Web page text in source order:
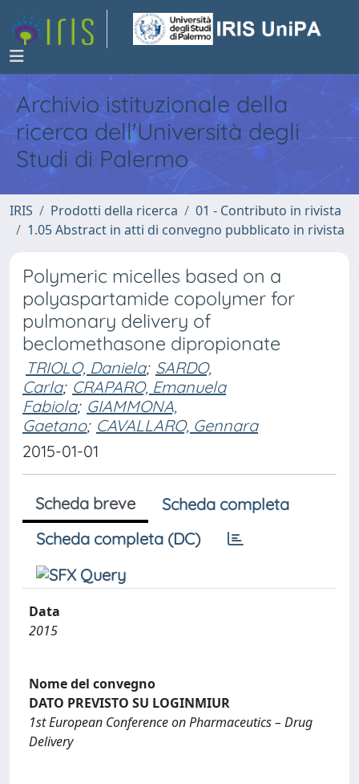
Archivio istituzionale della
ricerca dell'Università degli
Studi di Palermo
IRIS Prodotti della ricerca
01 - Contributo in rivista
1.05 Abstract in atti di convegno pubblicato in rivista
Polymeric micelles based on a
polyaspartamide copolymer for
pulmonary delivery of
beclomethasone dipropionate
TRIOLO, Daniela; SARDO,
Carla; CRAPARO, Emanuela
Fabiola; GIAMMONA,
Gaetano; CAVALLARO, Gennara
2015-01-01
Scheda breve
Scheda completa
Scheda completa (DC)
Data
2015
Nome del convegno
DATO PREVISTO SU LOGINMIUR
1st European Conference on Pharmaceutics – Drug
Delivery